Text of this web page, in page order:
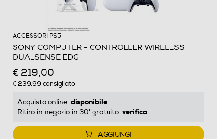
ACCESSORI PS5
SONY COMPUTER - CONTROLLER WIRELESS
DUALSENSE EDG
€ 219,00
€ 239,99 consigliato
Acquisto online: disponibile
Ritiro in negozio in 30' gratuito: verifica
AGGIUNGI